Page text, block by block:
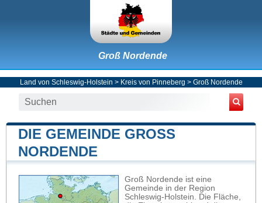
Groß Nordende
Land von Schleswig-Holstein > Kreis von Pinneberg > Groß Nordende
DIE GEMEINDE GROSS N
ORDENDE
Groß Nordende ist eine
Gemeinde in der Region
Schleswig-Holstein. Die Fläche,